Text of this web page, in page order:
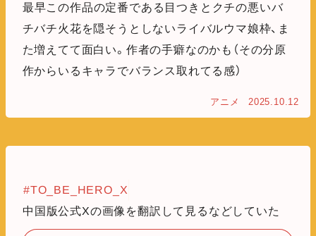
最早この作品の定番である目つきとクチの悪いバ
チバチ火花を隠そうとしないライバルウマ娘枠、ま
た増えてて面白い。作者の手癖なのかも（その分原
作からいるキャラでバランス取れてる感）
アニメ 2025.10.12
#TO_BE_HERO_X
中国版公式Xの画像を翻訳して見るなどしていた